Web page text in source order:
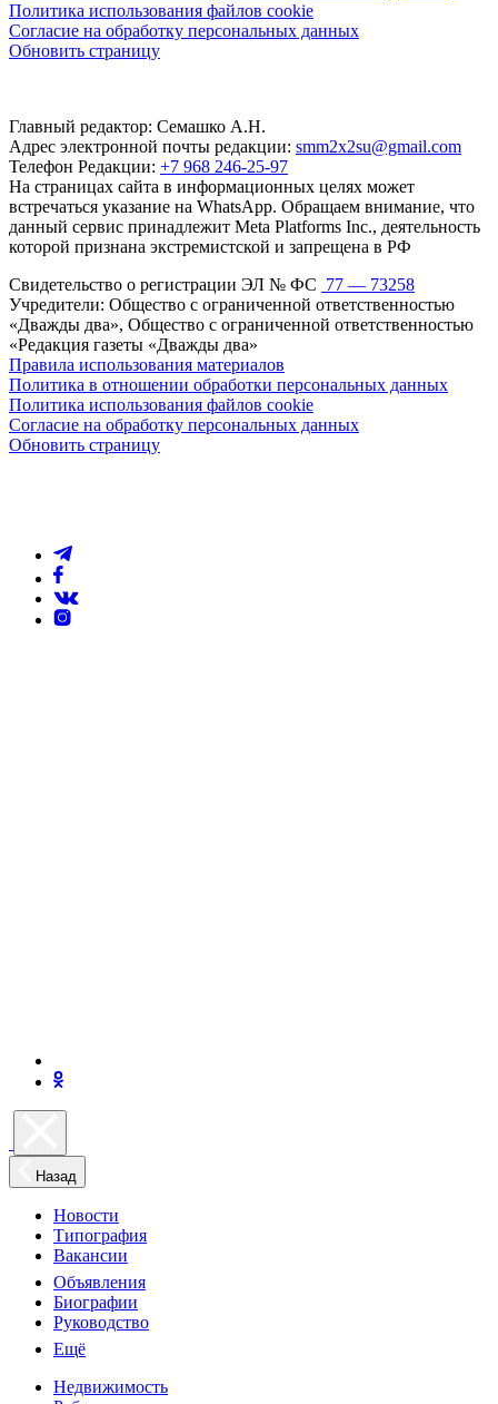
Политика использования файлов cookie
Согласие на обработку персональных данных
Обновить страницу
Главный редактор: Семашко А.Н.
Адрес электронной почты редакции: smm2x2su@gmail.com
Телефон Редакции: +7 968 246-25-97
На страницах сайта в информационных целях может
встречаться указание на WhatsApp. Обращаем внимание, что
данный сервис принадлежит Meta Platforms Inc., деятельность
которой признана экстремистской и запрещена в РФ
Свидетельство о регистрации ЭЛ № ФС 77 — 73258
Учредители: Общество с ограниченной ответственностью
«Дважды два», Общество с ограниченной ответственностью
«Редакция газеты «Дважды два»
Правила использования материалов
Политика в отношении обработки персональных данных
Политика использования файлов cookie
Согласие на обработку персональных данных
Обновить страницу
Назад
Новости
Типография
Вакансии
Объявления
Биографии
Руководство
Ещё
Недвижимость